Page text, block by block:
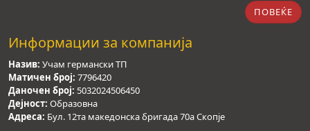
ПОВЕЌЕ
Информации за компанија
Назив: Учам германски ТП
Матичен број: 7796420
Даночен број: 5032024506450
Дејност: Образовна
Адреса: Бул. 12та македонска бригада 70а Скопје